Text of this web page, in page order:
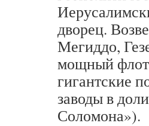
дворец.
Мегиддо,
мощный флот
гигантские
заводы в
Соломона»).